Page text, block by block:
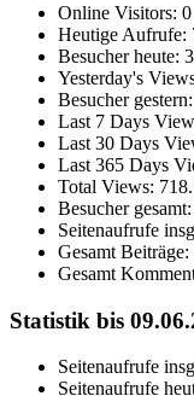
Online Visitors: 0
Heutige Aufrufe:
Besucher heute:
Yesterday's
Besucher gestern:
Last 7 Days
Last 30 Days
Last 365 Days
Total Views:
Besucher gesamt:
Seitenaufrufe
Gesamt Beiträge:
Gesamt
Statistik bis
Seitenaufrufe
Seitenaufrufe